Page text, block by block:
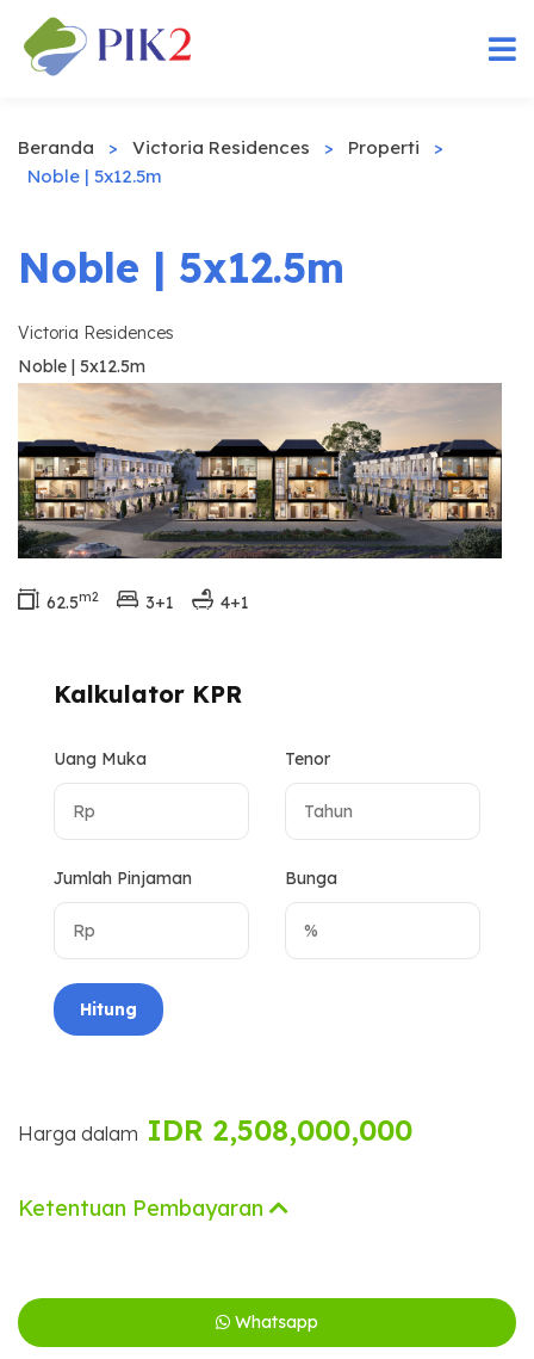
Beranda > Victoria Residences > Properti
>
Noble | 5x12.5m
Noble | 5x12.5m
Victoria Residences
Noble | 5x12.5m
62.5m2 3+1 4+1
Kalkulator KPR
Uang Muka Tenor
Jumlah Pinjaman Bunga
Hitung
Harga dalam IDR 2,508,000,000
Ketentuan Pembayaran
Whatsapp